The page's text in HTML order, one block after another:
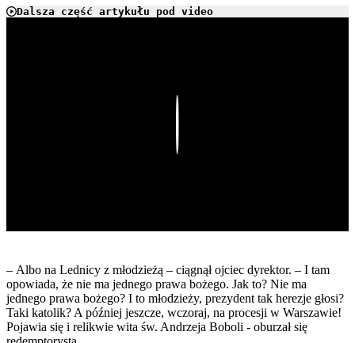
Dalsza część artykułu pod video
– Albo na Lednicy z młodzieżą – ciągnął ojciec dyrektor. – I tam
opowiada, że nie ma jednego prawa bożego. Jak to? Nie ma
jednego prawa bożego? I to młodzieży, prezydent tak herezje głosi?
Taki katolik? A później jeszcze, wczoraj, na procesji w Warszawie!
Pojawia się i relikwie wita św. Andrzeja Boboli - oburzał się